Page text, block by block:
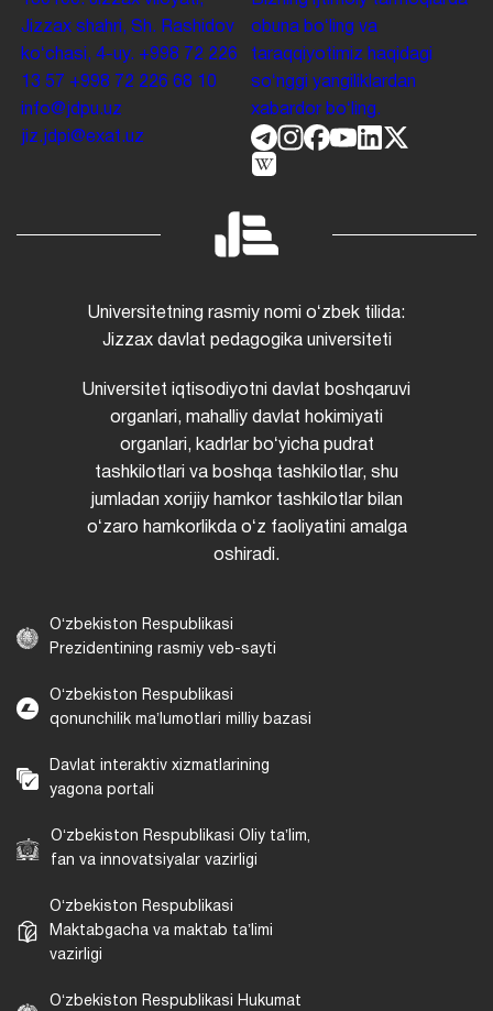
Jizzax shahri, Sh. Rashidov
koʻchasi, 4-uy. +998 72 226
13 57 +998 72 226 68 10
info@jdpu.uz
jiz.jdpi@exat.uz
obuna boʻling va
taraqqiyotimiz haqidagi
soʻnggi yangiliklardan
xabardor boʻling.
Universitetning rasmiy nomi oʻzbek tilida:
Jizzax davlat pedagogika universiteti
Universitet iqtisodiyotni davlat boshqaruvi
organlari, mahalliy davlat hokimiyati
organlari, kadrlar boʻyicha pudrat
tashkilotlari va boshqa tashkilotlar, shu
jumladan xorijiy hamkor tashkilotlar bilan
oʻzaro hamkorlikda oʻz faoliyatini amalga
oshiradi.
Oʻzbekiston Respublikasi
Prezidentining rasmiy veb-sayti
Oʻzbekiston Respublikasi
qonunchilik maʼlumotlari milliy bazasi
Davlat interaktiv xizmatlarining
yagona portali
Oʻzbekiston Respublikasi Oliy taʼlim,
fan va innovatsiyalar vazirligi
Oʻzbekiston Respublikasi
Maktabgacha va maktab taʼlimi
vazirligi
Oʻzbekiston Respublikasi Hukumat